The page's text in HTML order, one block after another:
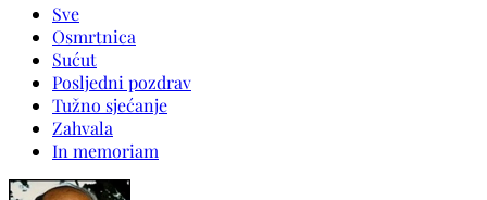
Sve
Osmrtnica
Sućut
Posljedni pozdrav
Tužno sjećanje
Zahvala
In memoriam